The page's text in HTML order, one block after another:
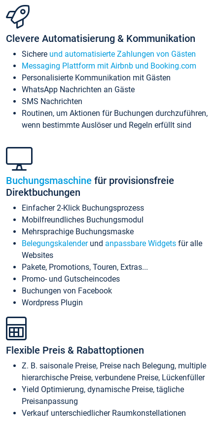
Clevere Automatisierung & Kommunikation
Sichere und automatisierte Zahlungen von Gästen
Messaging Plattform mit Airbnb und Booking.com
Personalisierte Kommunikation mit Gästen
WhatsApp Nachrichten an Gäste
SMS Nachrichten
Routinen, um Aktionen für Buchungen durchzuführen,
wenn bestimmte Auslöser und Regeln erfüllt sind
Buchungsmaschine für provisionsfreie
Direktbuchungen
Einfacher 2-Klick Buchungsprozess
Mobilfreundliches Buchungsmodul
Mehrsprachige Buchungsmaske
Belegungskalenderund anpassbare Widgets für alle
Websites
Pakete, Promotions, Touren, Extras...
Promo- und Gutscheincodes
Buchungen von Facebook
Wordpress Plugin
Flexible Preis & Rabattoptionen
Z. B. saisonale Preise, Preise nach Belegung, multiple
hierarchische Preise, verbundene Preise, Lückenfüller
Yield Optimierung, dynamische Preise, tägliche
Preisanpassung
Verkauf unterschiedlicher Raumkonstellationen